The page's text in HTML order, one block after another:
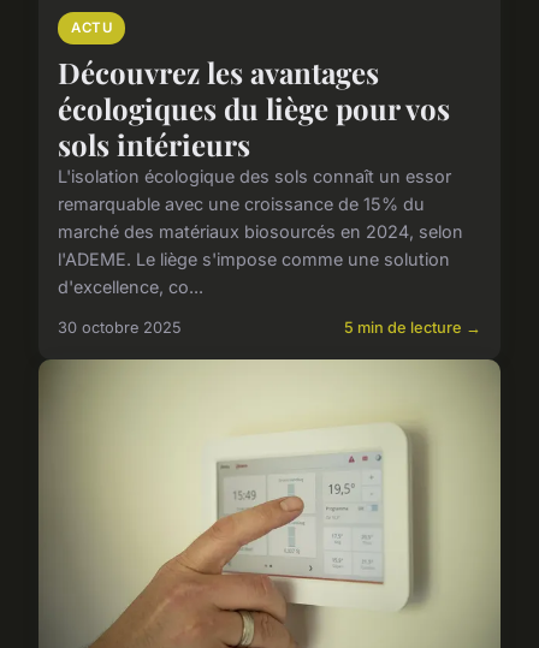
ACTU
Découvrez les avantages
écologiques du liège pour vos
sols intérieurs
L'isolation écologique des sols connaît un essor
remarquable avec une croissance de 15% du
marché des matériaux biosourcés en 2024, selon
l'ADEME. Le liège s'impose comme une solution
d'excellence, co...
30 octobre 2025 5 min de lecture →